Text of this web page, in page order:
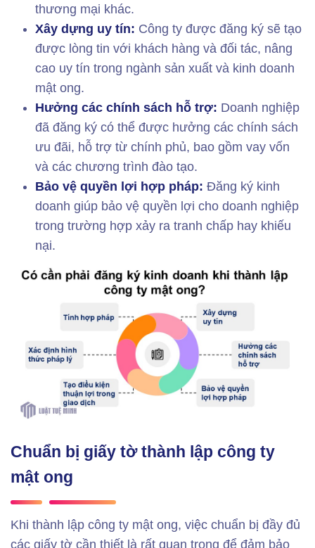
thương mại khác.
Xây dựng uy tín: Công ty được đăng ký sẽ tạo
được lòng tin với khách hàng và đối tác, nâng
cao uy tín trong ngành sản xuất và kinh doanh
mật ong.
Hưởng các chính sách hỗ trợ: Doanh nghiệp
đã đăng ký có thể được hưởng các chính sách
ưu đãi, hỗ trợ từ chính phủ, bao gồm vay vốn
và các chương trình đào tạo.
Bảo vệ quyền lợi hợp pháp: Đăng ký kinh
doanh giúp bảo vệ quyền lợi cho doanh nghiệp
trong trường hợp xảy ra tranh chấp hay khiếu
nại.
Chuẩn bị giấy tờ thành lập công ty
mật ong
Khi thành lập công ty mật ong, việc chuẩn bị đầy đủ
các giấy tờ cần thiết là rất quan trọng để đảm bảo